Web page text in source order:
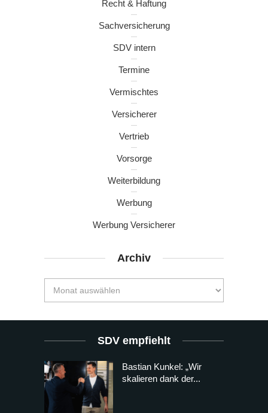
Recht & Haftung
Sachversicherung
SDV intern
Termine
Vermischtes
Versicherer
Vertrieb
Vorsorge
Weiterbildung
Werbung
Werbung Versicherer
Archiv
SDV empfiehlt
Bastian Kunkel: „Wir
skalieren dank der...